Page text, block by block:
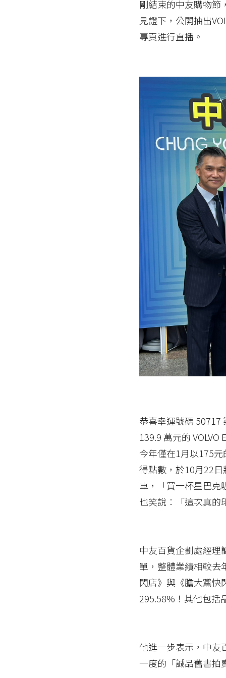
剛結束的中友購物節
見證下，公開抽出
專頁進行直播。
恭喜幸運號碼
139.9 萬元的
今年僅在1月以175
得點數，於10月22
車，「買一杯星巴克
也笑說：「這次真的
中友百貨企劃處經理
單，整體業績相較去
閃店》與《膽大黨快
295.58%！其他包括
他進一步表示，中友
一度的「誠品舊書拍